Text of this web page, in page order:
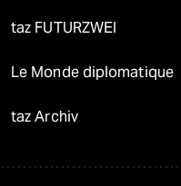
taz FUTURZWEI
Le Monde diplomatique
taz Archiv